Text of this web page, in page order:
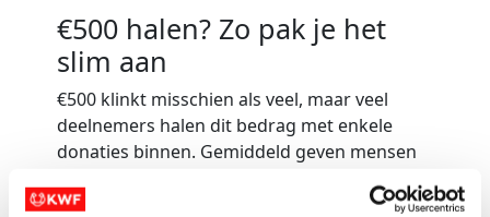
€500 halen? Zo pak je het
slim aan
€500 klinkt misschien als veel, maar veel
deelnemers halen dit bedrag met enkele
donaties binnen. Gemiddeld geven mensen